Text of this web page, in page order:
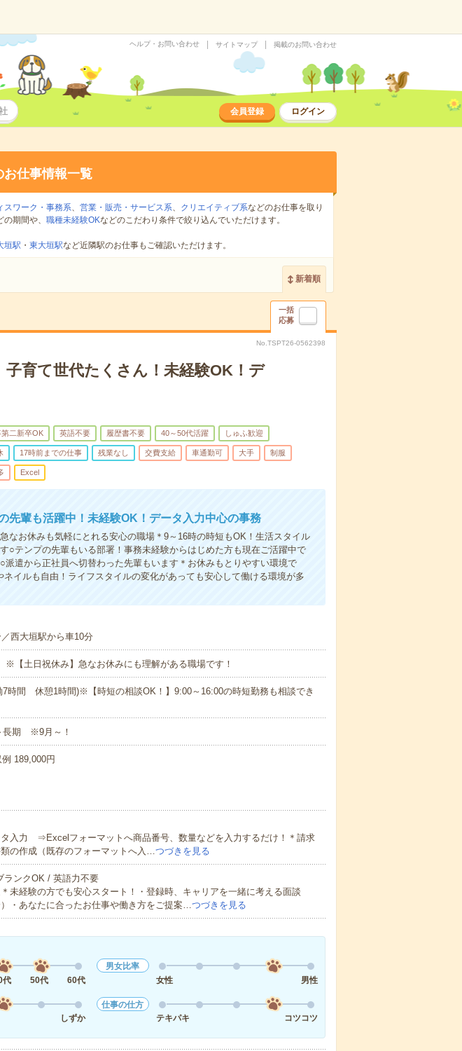
ヘルプ・お問い合わせ サイトマップ 掲載のお問い合わせ
会員登録 ログイン
お仕事情報一覧
スワーク・事務系、 営業・販売・サービス系、 クリエイティブ系などのお仕事を取り
の期間や、 職種未経験OKなどのこだわり条件で絞り込んでいただけます。
垣駅 ・ 東大垣駅など近隣駅のお仕事もご確認いただけます。
新着順
一括
応募
No.TSPT26-0562398
子育て世代たくさん！未経験OK！デ
第二新卒OK 英語不要 履歴書不要 40～50代活躍 しゅふ歓迎
17時前までの仕事 残業なし 交費支給 車通勤可 大手 制服
Excel
先輩も活躍中！未経験OK！データ入力中心の事務
なお休みも気軽にとれる安心の職場＊9～16時の時短もOK！生活スタイル
○テンプの先輩もいる部署！事務未経験からはじめた方も現在ご活躍中で
派遣から正社員へ切替わった先輩もいます＊お休みもとりやすい環境で
イルも自由！ライフスタイルの変化があっても安心して働ける環境が多
西大垣駅から車10分
【土日祝休み】急なお休みにも理解がある職場です！
7時間 休憩1時間)※【時短の相談OK！】9:00～16:00の時短勤務も相談でき
長期 ※9月～！
189,000円
タ入力 ⇒Excelフォーマットへ商品番号、数量などを入力するだけ！＊請求
の作成（既存のフォーマットへ入…つづきを見る
ランクOK / 英語力不要
未経験の方でも安心スタート！・登録時、キャリアを一緒に考える面談
）・あなたに合ったお仕事や働き方をご提案…つづきを見る
代 50代 60代
男女比率
女性
男性
しずか
仕事の仕方
テキパキ
コツコツ